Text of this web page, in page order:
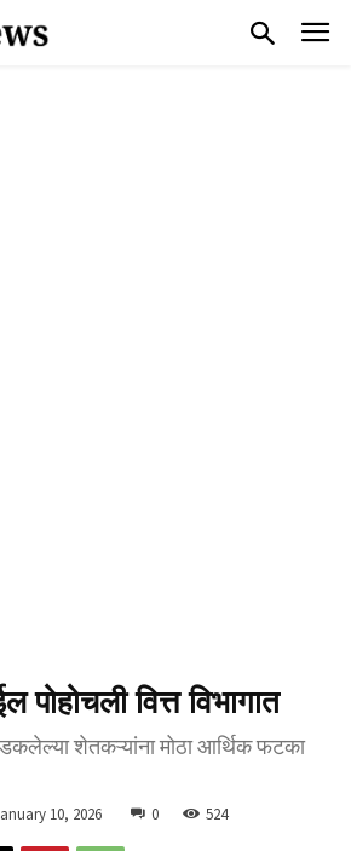
पोहोचली वित्त विभागात
शेतकऱ्यांना मोठा आर्थिक फटका
10, 2026 0 524